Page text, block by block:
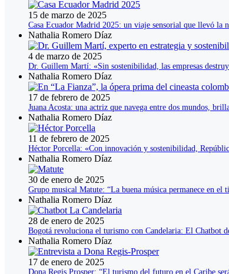
15 de marzo de 2025
Casa Ecuador Madrid 2025: un viaje sensorial que llevó la
Nathalia Romero Díaz
4 de marzo de 2025
Dr. Guillem Martí: «Sin sostenibilidad, las empresas
Nathalia Romero Díaz
17 de febrero de 2025
Juana Acosta: una actriz que navega entre dos mundos,
Nathalia Romero Díaz
11 de febrero de 2025
Héctor Porcella: «Con innovación y sostenibilidad,
Nathalia Romero Díaz
30 de enero de 2025
Grupo musical Matute: “La buena música permanece en el
Nathalia Romero Díaz
28 de enero de 2025
Bogotá revoluciona el turismo con Candelaria: El Chatbot
Nathalia Romero Díaz
17 de enero de 2025
Dona Regis Prosper: “El turismo del futuro en el Caribe